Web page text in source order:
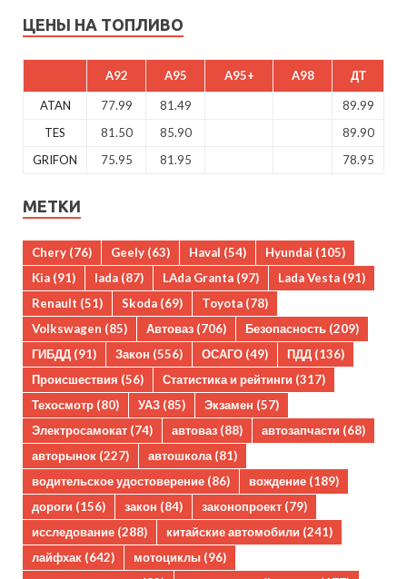
ЦЕНЫ НА ТОПЛИВО
A92 A95 A95+ A98 ДТ
ATAN 77.99 81.49
89.99
TES
81.50 85.90
89.90
GRIFON
75.95 81.95 78.95
МЕТКИ
Chery (76) Geely (63) Haval (54) Hyundai (105)
Kia (91) lada (87) LAda Granta (97) Lada Vesta (91)
Renault (51) Skoda (69) Toyota (78)
Volkswagen (85) Автоваз (706) Безопасность (209)
ГИБДД (91) Закон (556) ОСАГО (49) ПДД (136)
Происшествия (56) Статистика и рейтинги (317)
Техосмотр (80) УАЗ (85) Экзамен (57)
Электросамокат (74) автоваз (88) автозапчасти (68)
авторынок (227) автошкола(81)
водительское удостоверение (86) вождение (189)
дороги (156) закон (84) законопроект (79)
исследование (288) китайские автомобили (241)
лайфхак (642) мотоциклы (96)